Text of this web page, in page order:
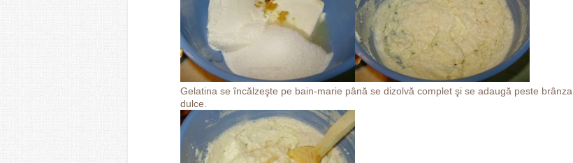
Gelatina se încălzeşte pe bain-marie până se dizolvă complet şi se adaugă peste brânza
dulce.